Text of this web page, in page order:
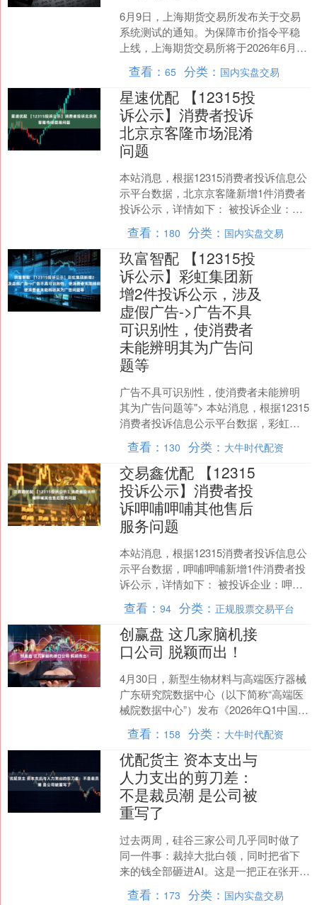
6月9日，上海期货交易所发布关于交易
系统测试的通知。为保障市价指令平稳
上线，上海期货交易所将于2026年6月13
日（周六）和6月27日（周六）开展全市
场测试。....
查看：65 分类： 国内实盘交易
星速优配 【12315投
诉公示】消费者投诉
北京京客隆市场混淆
问题
本站消息，根据12315消费者投诉信息公
示平台数据，北京京客隆新增1件消费者
投诉公示，详情如下： 被投诉企业：北
京京客隆商业集团股份有限公司首都机
场店投诉基本信....
查看： 180 分类： 国内实盘交易
玖富智配 【12315投
诉公示】彩虹集团新
增2件投诉公示，涉及
虚假广告->广告不具
可识别性，使消费者
未能辨明其为广告问
题等
广告不具可识别性，使消费者未能辨明
其为广告问题等"> 本站消息，根据12315
消费者投诉信息公示平台数据，彩虹集
团新增2件消费者投诉公示，详情如下：
被投诉企业....
查看： 130 分类： 大牛时代配资
交易鑫优配 【12315
投诉公示】消费者投
诉呷哺呷哺其他售后
服务问题
本站消息，根据12315消费者投诉信息公
示平台数据，呷哺呷哺新增1件消费者投
诉公示，详情如下： 被投诉企业：呷哺
呷哺餐饮管理有限公司北京第三百八十
三分店投诉基本....
查看：94 分类： 正规股票交易平台
创赢盘 这几家脑机接
口公司 脱颖而出！
4月30日，新型生物材料与高端医疗器械
广东研究院数据中心（以下简称“高端医
械院数据中心”）发布《2026年Q1中国医
疗器械投融资全景》报告。 根据报告，
2026....
查看： 158 分类： 大牛时代配资
优配货主 资本支出与
人力支出的剪刀差：
不是裁员潮 是公司被
重写了
过去两周，硅谷三家公司几乎同时做了
同一件事：裁掉大批白领，同时把省下
来的钱全部砸进AI。这是一把正在张开的
剪刀，一边是持续下降的人力预算，另
一边是急速攀升的算力....
查看： 173 分类： 国内实盘交易